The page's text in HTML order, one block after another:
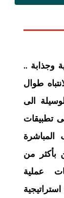
وجذابة ..
طوال
الى
تطبيقات
المباشرة
بأكثر من
عملية